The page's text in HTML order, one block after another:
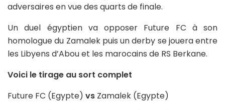
adversaires en vue des quarts de finale.
Un duel égyptien va opposer Future FC à son
homologue du Zamalek puis un derby se jouera entre
les Libyens d’Abou et les marocains de RS Berkane.
Voici le tirage au sort complet
Future FC (Egypte) vs Zamalek (Egypte)